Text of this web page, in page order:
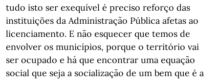
tudo isto ser exequível é preciso reforço das
instituições da Administração Pública afetas ao
licenciamento. E não esquecer que temos de
envolver os municípios, porque o território vai
ser ocupado e há que encontrar uma equação
social que seja a socialização de um bem que é a